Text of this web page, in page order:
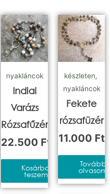
nyakláncok
Indiai
Varázs
Rózsafűzér
22.500 Ft
Kosárba
teszem
készleten,
nyakláncok
Fekete
rózsafüzér
11.000 Ft
Tovább
olvasom